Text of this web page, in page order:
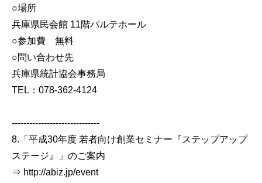
○場所
兵庫県民会館 11階パルテホール
○参加費 無料
○問い合わせ先
兵庫県統計協会事務局
TEL：078-362-4124
------------------------------
8.「平成30年度 若者向け創業セミナー『ステップアップ
ステージ』」のご案内
⇒ http://abiz.jp/event